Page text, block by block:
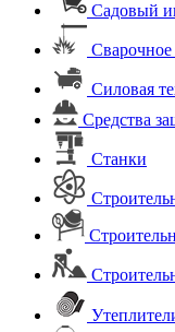
Садовый
Сварочное
Силовая
Средства
Станки